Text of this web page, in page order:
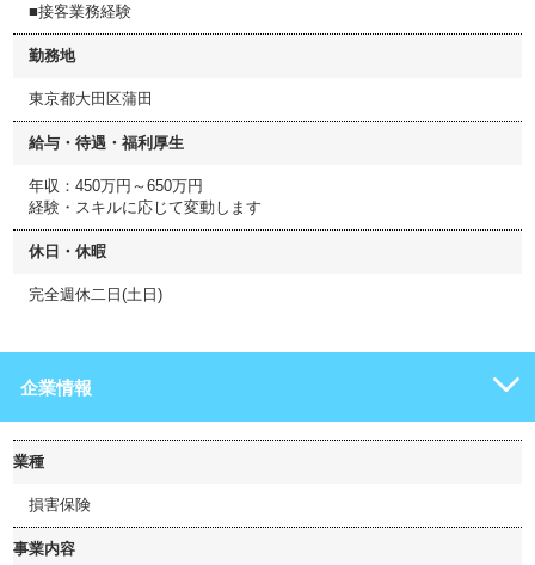
■接客業務経験
勤務地
東京都大田区蒲田
給与・待遇・福利厚生
年収：450万円～650万円
経験・スキルに応じて変動します
休日・休暇
完全週休二日(土日)
企業情報
業種
損害保険
事業内容